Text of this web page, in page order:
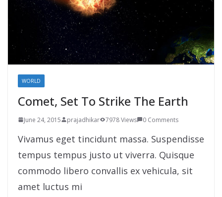
WORLD
Comet, Set To Strike The Earth
June 24, 2015 prajadhikar 7978 Views 0 Comments
Vivamus eget tincidunt massa. Suspendisse
tempus tempus justo ut viverra. Quisque
commodo libero convallis ex vehicula, sit
amet luctus mi